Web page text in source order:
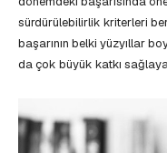
sürdürülebilirlik kriterleri
başarının belki yüzyıllar
da çok büyük katkı